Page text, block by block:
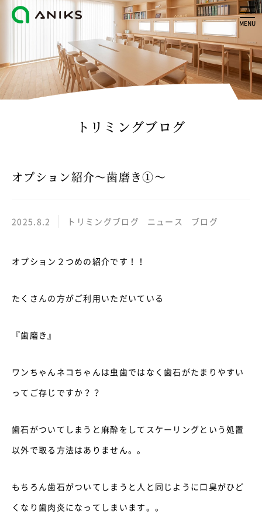
MENU
トリミングブログ
オプション紹介～歯磨き①～
2025.8.2 トリミングブログ ニュース ブログ
オプション２つめの紹介です！！
たくさんの方がご利用いただいている
『歯磨き』
ワンちゃんネコちゃんは虫歯ではなく歯石がたまりやすい
ってご存じですか？？
歯石がついてしまうと麻酔をしてスケーリングという処置
以外で取る方法はありません。。
もちろん歯石がついてしまうと人と同じように口臭がひど
くなり歯肉炎になってしまいます。。